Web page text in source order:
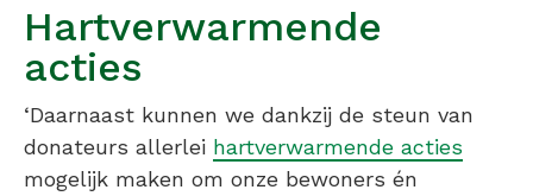
Hartverwarmende
acties
‘Daarnaast kunnen we dankzij de steun van
donateurs allerlei hartverwarmende acties
mogelijk maken om onze bewoners én